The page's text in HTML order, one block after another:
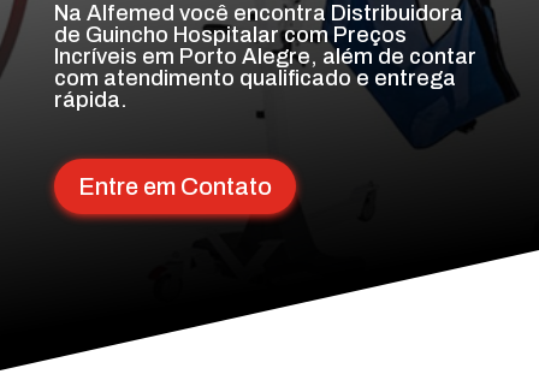
Na Alfemed você encontra Distribuidora
de Guincho Hospitalar com Preços
Incríveis em Porto Alegre, além de contar
com atendimento qualificado e entrega
rápida.
Entre em Contato